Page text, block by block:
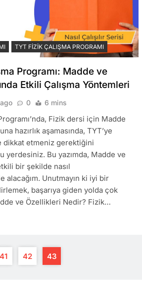
TYT FIZIK ÇALIŞMA PROGRAMI
Programı: Madde ve
Etkili Çalışma Yöntemleri
0 6 mins
Fizik dersi için Madde
hazırlık aşamasında, TYT’ye
dikkat etmeniz gerektiğini
yerdesiniz. Bu yazımda, Madde ve
bir şekilde nasıl
alacağım. Unutmayın ki iyi bir
başarıya giden yolda çok
ve Özellikleri Nedir? Fizik…
41 42 43